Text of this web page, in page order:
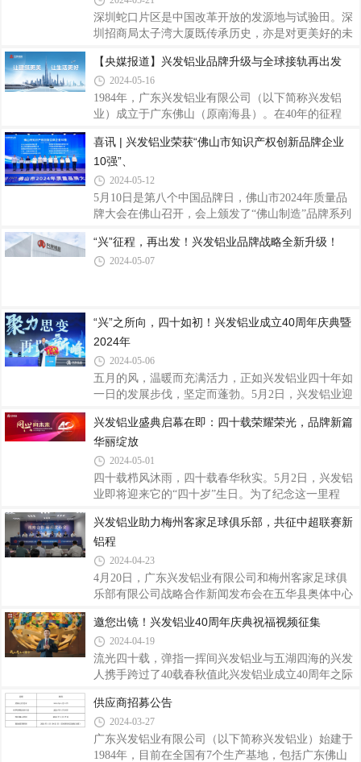
好的经营能力、雄厚的企业实力以及稳健的发展能
力，也是社会各界对兴发铝业投资价值的认可。公司
链上市公司营收排行榜TOP100位列第33名，2023年
房建供应链上市公司净利润排行榜TOP100位列第36
名
深圳蛇口片区是中国改革开放的发源地与试验田。深
圳招商局太子湾大厦既传承历史，亦是对更美好的未
地段，区位优势得天独厚，是“一带一路”国家战略落
位的又一重要支点。项目是由高度为380米的塔楼和
附属裙房组成，总建筑面积约170万㎡，以“一湾三坊
城中城”为概念，集纳邮轮母港、总部基地、文化创
型超高层建筑，打造超级湾区滨海城市综合体，是招
商局集团的“头号工程”，建成后将成为深圳太子湾片
区的标志性建筑，也将是“深圳市太子湾
【央媒报道】兴发铝业品牌升级与全球接轨再出发
2024-05-16
1984年，广东兴发铝业有限公司（以下简称兴发铝
业）成立于广东佛山（原南海县）。在40年的征程
于未来，兴发铝业品牌形象全新升级，力谋新发展。
勇立潮头挺起国之铝业“脊梁”历经风雨，兴发铝业从
一家乡镇企业到如今的中国铝挤压材领军企业， 2008
年，公司于香港联交所主板上市。之后随着广东省广
新控股集团有限公司和中国联塑集团控股有限公司分
见诸在国内外的建筑门窗幕墙系统、电子设备、机械
装备、轨道交通、航空、船舶等领域等场景或载
喜讯 | 兴发铝业荣获“佛山市知识产权创新品牌企业
10强”、
2024-05-12
5月10日是第八个中国品牌日，佛山市2024年质量品
牌大会在佛山召开，会上颁发了“佛山制造”品牌系列
识产权创新品牌企业10强”、“佛山市匠心品质品牌企
业50强”称号。兴发铝业作为铝型材行业的龙头企
的起草编制工作，以标准推动企业创新发展，现已参
与起草制定2项国际标准、77项国家标准、33项行业
标准和31项团体标准，并通过严格细分生产工
“兴”征程，再出发！兴发铝业品牌战略全新升级！
2024-05-07
“兴”之所向，四十如初！兴发铝业成立40周年庆典暨
2024年
2024-05-06
五月的风，温暖而充满活力，正如兴发铝业四十年如
一日的发展步伐，坚定而蓬勃。5月2日，兴发铝业迎
业成立40周年庆典暨2024年客户年会”。来自全国各
地的嘉宾、协会专家、经销商客户、合作伙伴以及兴
发铝业的同仁们齐聚一堂，共同见证兴发铝业四十年
的辉煌历程，共话兴发展，共享兴荣耀，共创兴未
来。新程共启，智绘铝业未来图随着音乐响起，“兴
缓拉开。激昂的旋律和舞者们灵动的身姿，展现了兴
发人的澎湃活力与进取精神。会上，兴发铝业董
兴发铝业盛典启幕在即：四十载荣耀荣光，品牌新篇
华丽绽放
2024-05-01
四十载栉风沐雨，四十载春华秋实。5月2日，兴发铝
业即将迎来它的“四十岁”生日。为了纪念这一里程
典。启新篇：品牌形象全面升级品牌是承载美好向往
的重要载体，兴发的品牌故事是生生不息的，也是不
断攀峰创新的。为能更贴近不同市场和客户的需要，
继续以高品质的产品和优质的服务为全球客户创造更
大的价值，庆典前期，兴发铝业公开征集了超过2500
进行提升更新，希望通过新的品牌形象向各界传达公
司的创新精神和追求卓越的理念。兴发铝业这次
兴发铝业助力梅州客家足球俱乐部，共征中超联赛新
铝程
2024-04-23
4月20日，广东兴发铝业有限公司和梅州客家足球俱
乐部有限公司战略合作新闻发布会在五华县奥体中心
式达成合作，兴发铝业成为梅州客家队臂章广告。会
上，兴发铝业阐述了此次合作的意义。值兴发铝业成
立40周年之际，公司首次涉足中国足球领域，与梅州
客家足球俱乐部共同开启新的合作篇章。在接下来的
发铝业”标志将首次亮相，兴发铝业的广告也将贯穿
梅州客家足球俱乐部所有赛事。公司期待梅州客家足
球队在赛场上的出色表现能进一步传递兴发铝业
邀您出镜！兴发铝业40周年庆典祝福视频征集
2024-04-19
流光四十载，弹指一挥间兴发铝业与五湖四海的兴发
人携手跨过了40载春秋值此兴发铝业成立40周年之际
我们一同祝福兴发铝业节节攀升，奔赴新征程。视频
征集具体要求一、参与对象兴发铝业全体员工、各分
子公司、合作伙伴、客户、社会各界均可参与，以个
人、团体或项目公司集体形式拍摄皆可。二、征集时
供应商招募公告
2024-03-27
广东兴发铝业有限公司（以下简称兴发铝业）始建于
1984年，目前在全国有7个生产基地，包括广东佛山